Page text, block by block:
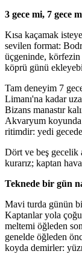
3 gece mi, 7 gece
Kısa kaçamak
sevilen format:
üçgeninde, körfezin
köprü günü
Tam deneyim 7
Limanı'na kadar
Bizans manastır
Akvaryum koyunda
ritimdir: yedi
Dört ve beş gecelik
kurarız; kaptan
Teknede bir gün
Mavi turda günün
Kaptanlar yola
meltemi öğleden
genelde öğleden
koyda demirler: